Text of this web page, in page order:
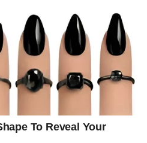
bez tereta. Osećate da
i da stvari napokon idu
ulazi u fazuzrelosti i jasnoće .
stabilniji, sigurniji i
u vaš život može ući osoba
i razume vašu tišinu. Ovo je